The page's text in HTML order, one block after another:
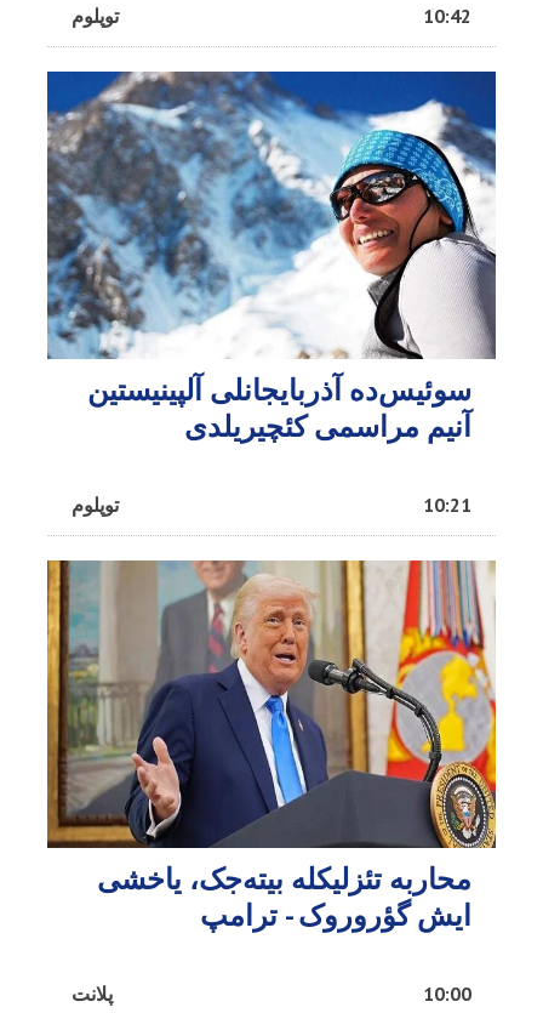
توپلوم 10:42
سوئیس‌ده آذربایجانلی آلپینیستین
آنیم مراسمی کئچیریلدی
توپلوم 10:21
محاربه تئزلیکله بیته‌جک، یاخشی
ایش گؤروروک - ترامپ
پلانت 10:00